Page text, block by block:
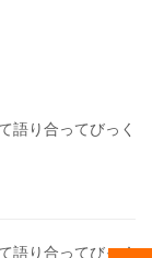
語り合ってびっく
語り合ってびっく